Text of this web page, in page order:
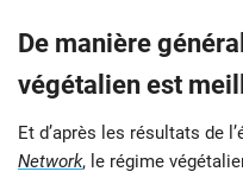
De manière
végétalien est
Et d’après les résultats de
Network, le régime